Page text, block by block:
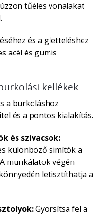
tűéles vonalakat
és a gletteléshez
acél és gumis
kellékek
a burkoláshoz
és a pontos kialakítás.
és szivacsok:
különböző simítók a
munkálatok végén
letisztíthatja a
Gyorsítsa fel a